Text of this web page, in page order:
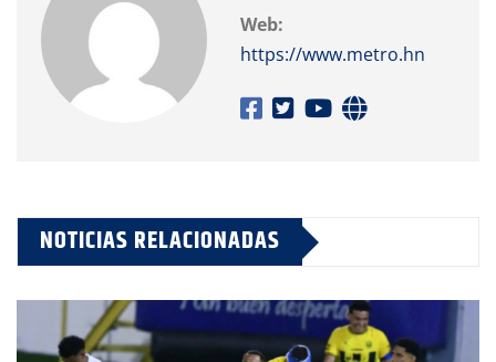
Web:
https://www.metro.hn
NOTICIAS RELACIONADAS